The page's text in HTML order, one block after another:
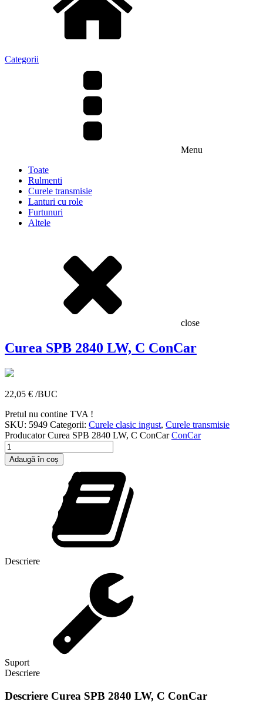
Categorii
Menu
Toate
Rulmenti
Curele transmisie
Lanturi cu role
Furtunuri
Altele
close
Curea SPB 2840 LW, C ConCar
22,05 € /BUC
Pretul nu contine TVA !
SKU: 5949 Categorii: Curele clasic ingust, Curele transmisie
ProducatorCurea SPB 2840 LW, C ConCar ConCar
Cantitate
Curea
SPB
Adaugă în coș
Descriere
Suport
Descriere
Descriere Curea SPB 2840 LW, C ConCar